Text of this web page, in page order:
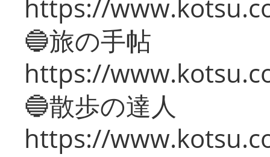
https://
🔵旅の手帖
https://
🔵散歩の達人
https://